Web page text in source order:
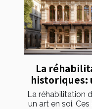
La
historiques:
La réhabilitation
un art en soi.